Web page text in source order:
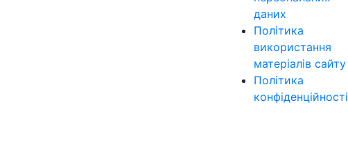
даних
Політика
використання
матеріалів сайту
Політика
конфіденційності